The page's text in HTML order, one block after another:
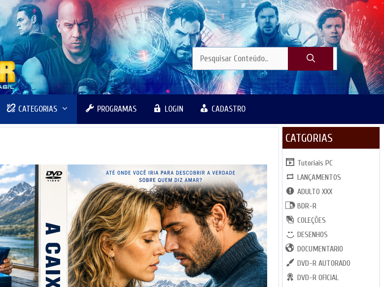
CATEGORIAS PROGRAMAS LOGIN CADASTRO
CATGORIAS
Tutoriais PC
LANÇAMENTOS
ADULTO XXX
BDR-R
COLEÇÕES
DESENHOS
DOCUMENTARIO
DVD-R AUTORADO
DVD-R OFICIAL